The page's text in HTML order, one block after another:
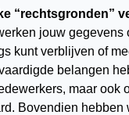
“rechtsgronden”
jouw gegevens
kunt verblijven of
belangen
maar ook
Bovendien